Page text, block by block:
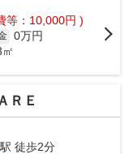
等：10,000円 )
0万円
ＲＥ
駅 徒歩2分